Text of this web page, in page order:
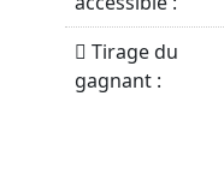
Tirage du
gagnant :